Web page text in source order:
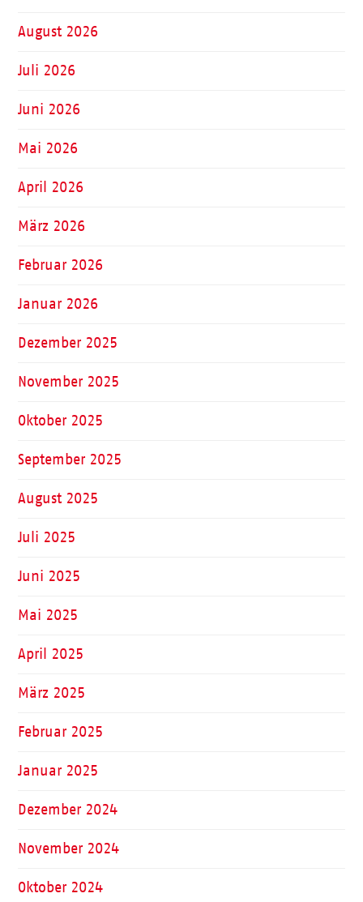
August 2026
Juli 2026
Juni 2026
Mai 2026
April 2026
März 2026
Februar 2026
Januar 2026
Dezember 2025
November 2025
Oktober 2025
September 2025
August 2025
Juli 2025
Juni 2025
Mai 2025
April 2025
März 2025
Februar 2025
Januar 2025
Dezember 2024
November 2024
Oktober 2024